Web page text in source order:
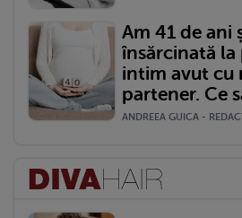
Am 41 de ani
însărcinată
intim avut cu
partener. Ce
ANDREEA GUICA -